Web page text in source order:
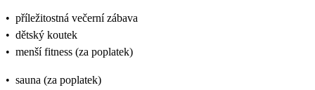
• příležitostná večerní zábava
• dětský koutek
• menší fitness (za poplatek)
• sauna (za poplatek)